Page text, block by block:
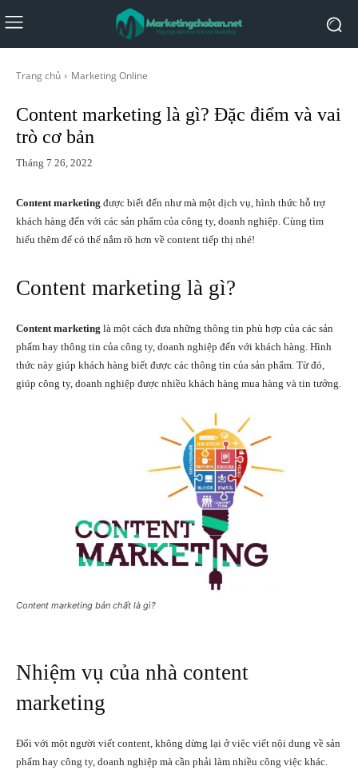
Trang chủ Marketing Online
Content marketing là gì? Đặc điểm và vai
trò cơ bản
Tháng 7 26, 2022
Content marketing được biết đến như mà một dịch vụ, hình thức hỗ trợ
khách hàng đến với các sản phẩm của công ty, doanh nghiệp. Cùng tìm
hiểu thêm để có thể nắm rõ hơn về content tiếp thị nhé!
Content marketing là gì?
Content marketing là một cách đưa những thông tin phù hợp của các sản
phẩm hay thông tin của công ty, doanh nghiệp đến với khách hàng. Hình
thức này giúp khách hàng biết được các thông tin của sản phẩm. Từ đó,
giúp công ty, doanh nghiệp được nhiều khách hàng mua hàng và tin tưởng.
Content marketing bản chất là gì?
Nhiệm vụ của nhà content
marketing
Đối với một người viết content, không dừng lại ở việc viết nội dung về sản
phẩm hay công ty, doanh nghiệp mà cần phải làm nhiều công việc khác.